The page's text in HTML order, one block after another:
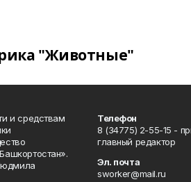
"Животные"
и средствам
Телефон
8 (34775) 2-55-15 -
главный редактор
Эл. почта
sworker@mail.ru